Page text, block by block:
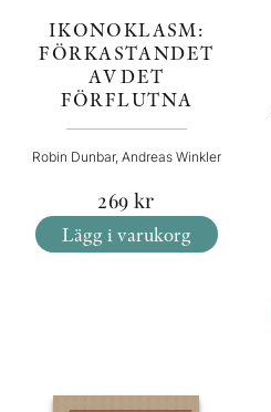
IKONOKLASM:
FÖRKASTANDET
AV DET
FÖRFLUTNA
Robin Dunbar, Andreas Winkler
269 kr
Lägg i varukorg